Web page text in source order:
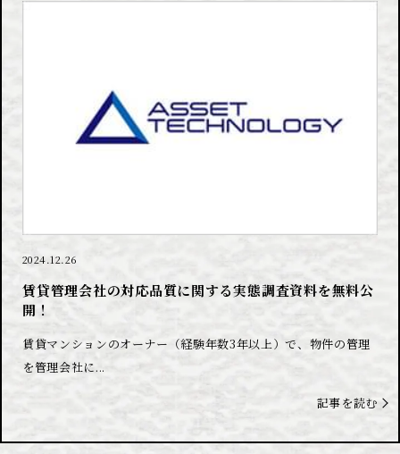
2024.12.26
賃貸管理会社の対応品質に関する実態調査資料を無料公
開！
賃貸マンションのオーナー（経験年数3年以上）で、物件の管理
を管理会社に...
記事を読む